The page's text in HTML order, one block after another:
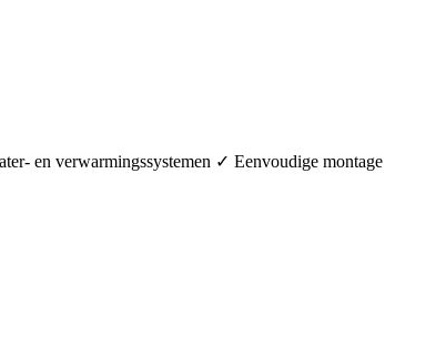
en verwarmingssystemen ✓ Eenvoudige montage